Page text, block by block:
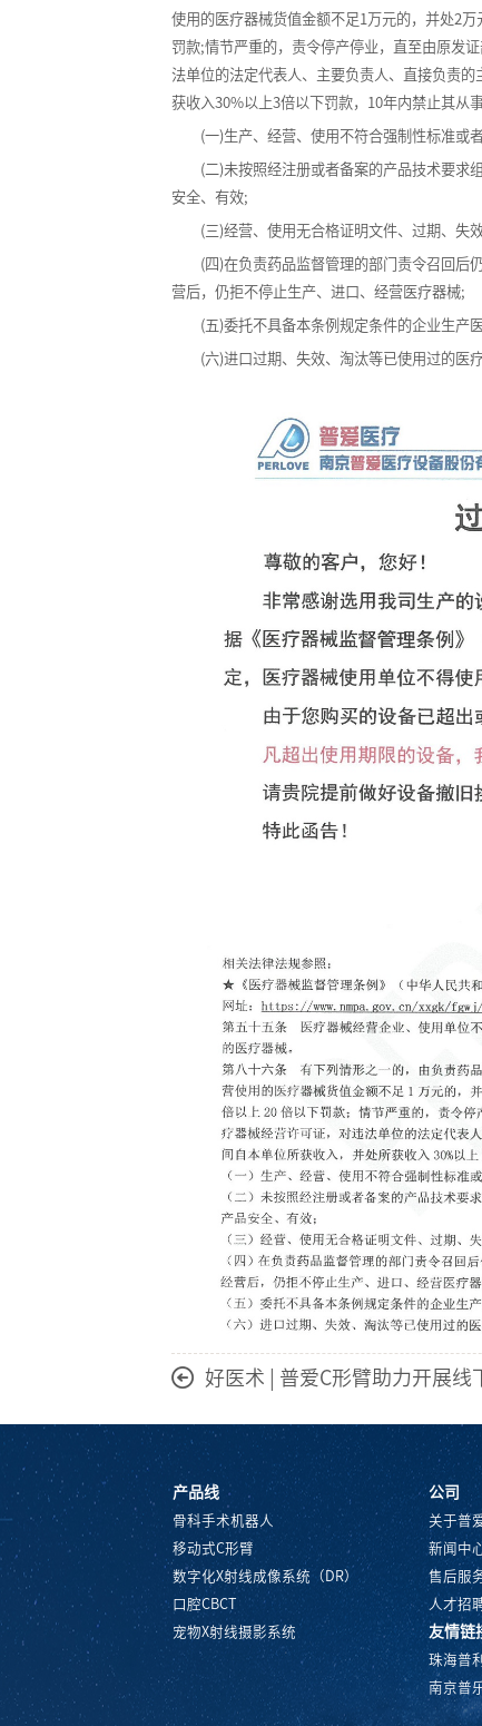
使用的医疗器械货值金额不足1万元的，并处2
罚款;情节严重的，责令停产停业，直至由原发
法单位的法定代表人、主要负责人、直接负责
获收入30%以上3倍以下罚款，10年内禁止其从
(一)生产、经营、使用不符合强制性标准或
(二)未按照经注册或者备案的产品技术要求组
安全、有效;
(三)经营、使用无合格证明文件、过期、失
(四)在负责药品监督管理的部门责令召回后仍
营后，仍拒不停止生产、进口、经营医疗器械;
(五)委托不具备本条例规定条件的企业生产
(六)进口过期、失效、淘汰等已使用过的医疗
好医术 | 普爱C形臂助力开展线
产品线
骨科手术机器人
移动式C形臂
数字化X射线成像系统（DR）
口腔CBCT
宠物X射线摄影系统
公司
关于普
新闻中
售后服
人才招
友情链
珠海普
南京普